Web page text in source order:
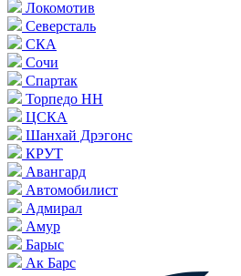
Локомотив
Северсталь
СКА
Сочи
Спартак
Торпедо НН
ЦСКА
Шанхай Дрэгонс
КРУТ
Авангард
Автомобилист
Адмирал
Амур
Барыс
Ак Барс